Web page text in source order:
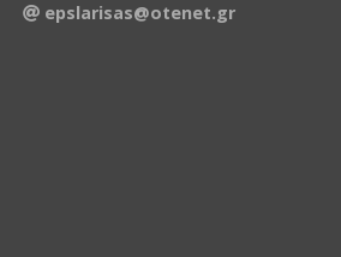
epslarisas@otenet.gr